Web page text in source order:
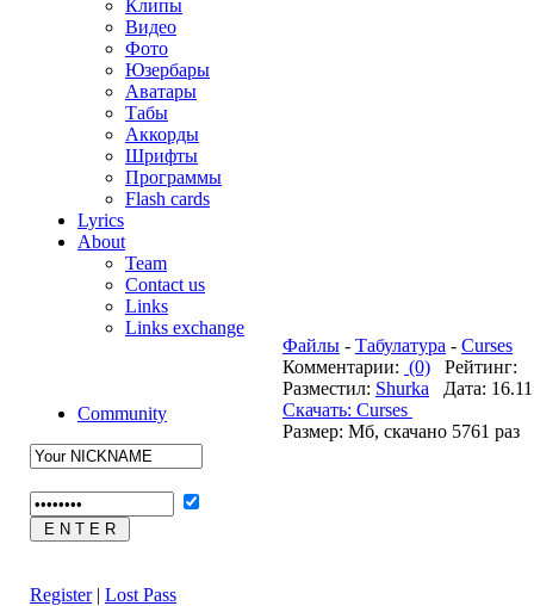
Клипы
Видео
Фото
Юзербары
Аватары
Табы
Аккорды
Шрифты
Программы
Flash cards
Lyrics
About
Team
Contact us
Links
Links exchange
Community
Register| Lost Pass
Файлы - Табулатура - Curses
Комментарии: (0) Рейтинг:
Разместил: Shurka Дата:
Cкачать: Curses
Размер: Мб, скачано 5761 раз